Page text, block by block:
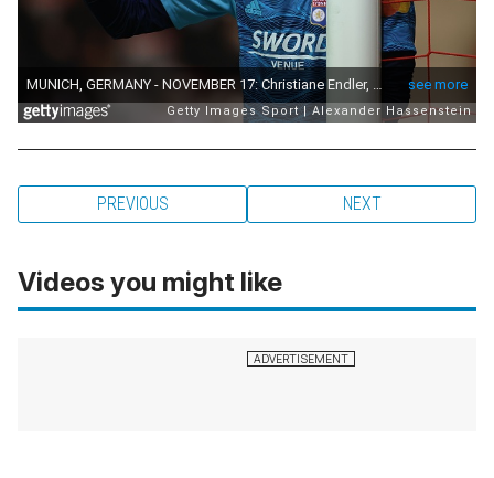
PREVIOUS NEXT
Videos you might like